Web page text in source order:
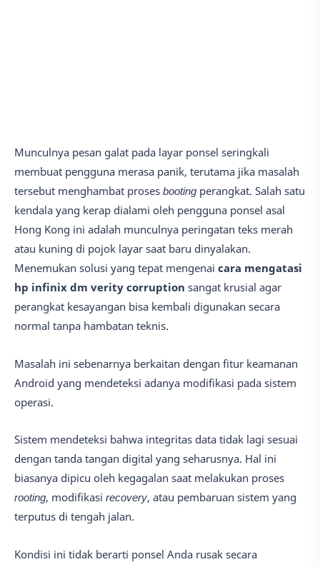
Munculnya pesan galat pada layar ponsel seringkali
membuat pengguna merasa panik, terutama jika masalah
tersebut menghambat proses booting perangkat. Salah satu
kendala yang kerap dialami oleh pengguna ponsel asal
Hong Kong ini adalah munculnya peringatan teks merah
atau kuning di pojok layar saat baru dinyalakan.
Menemukan solusi yang tepat mengenai cara mengatasi
hp infinix dm verity corruption sangat krusial agar
perangkat kesayangan bisa kembali digunakan secara
normal tanpa hambatan teknis.
Masalah ini sebenarnya berkaitan dengan fitur keamanan
Android yang mendeteksi adanya modifikasi pada sistem
operasi.
Sistem mendeteksi bahwa integritas data tidak lagi sesuai
dengan tanda tangan digital yang seharusnya. Hal ini
biasanya dipicu oleh kegagalan saat melakukan proses
rooting, modifikasi recovery, atau pembaruan sistem yang
terputus di tengah jalan.
Kondisi ini tidak berarti ponsel Anda rusak secara